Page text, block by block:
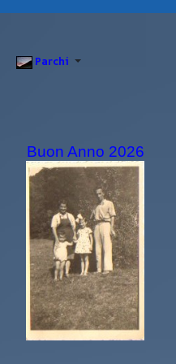
Parchi
di Fassa - 2
Buon Anno 2026